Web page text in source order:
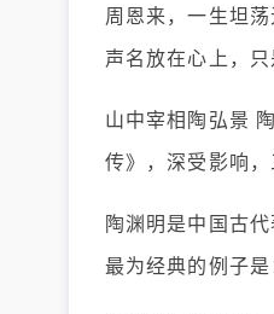
周恩来，一生坦
声名放在心上，
山中宰相陶弘景
传》，深受影响
陶渊明是中国古
最为经典的例子